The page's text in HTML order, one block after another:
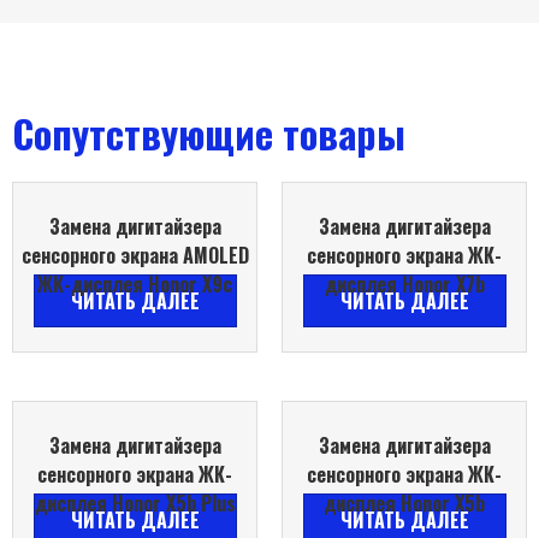
Сопутствующие товары
Замена дигитайзера
сенсорного экрана AMOLED
ЖК-дисплея Honor X9c
ЧИТАТЬ ДАЛЕЕ
Замена дигитайзера
сенсорного экрана ЖК-
дисплея Honor X7b
ЧИТАТЬ ДАЛЕЕ
Замена дигитайзера
сенсорного экрана ЖК-
дисплея Honor X5b Plus
ЧИТАТЬ ДАЛЕЕ
Замена дигитайзера
сенсорного экрана ЖК-
дисплея Honor X5b
ЧИТАТЬ ДАЛЕЕ